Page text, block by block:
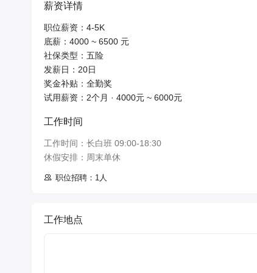
薪资详情
职位薪资：4-5K
底薪：4000 ~ 6500 元
社保类型：五险
发薪日：20日
奖金补贴：全勤奖
试用薪资：2个月 · 4000元 ~ 6000元
工作时间
工作时间：长白班 09:00-18:30
休假安排：周末单休
职位招聘：1人
工作地点